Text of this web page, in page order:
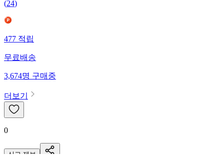
(24)
477적립
무료배송
3,674명구매중
더보기
0